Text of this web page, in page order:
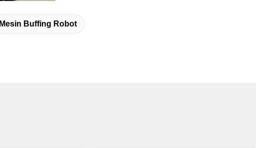
Mesin Buffing Robot